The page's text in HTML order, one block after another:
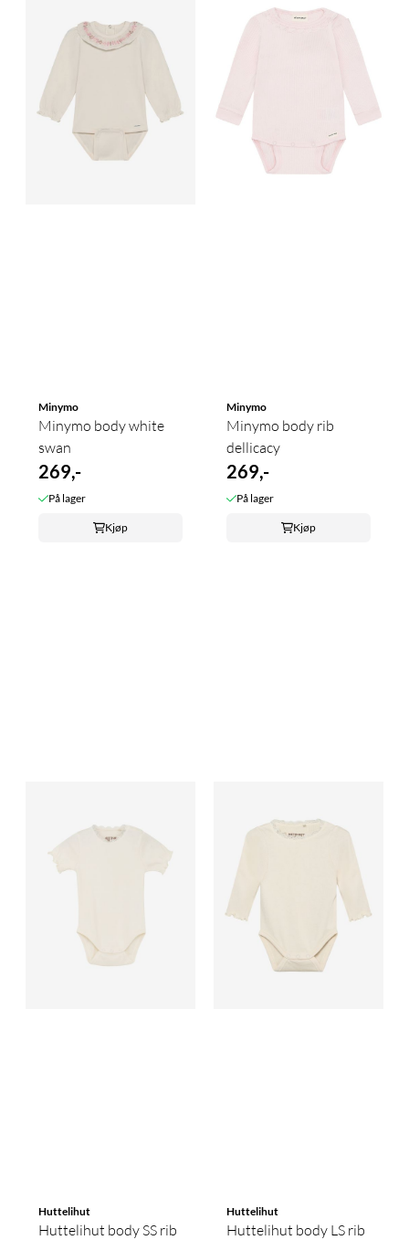
Minymo
Minymo body white
swan
269,-
På lager
Kjøp
Minymo
Minymo body rib
dellicacy
269,-
På lager
Kjøp
Huttelihut
Huttelihut body SS rib
Huttelihut
Huttelihut body LS rib